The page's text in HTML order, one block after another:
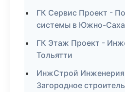
ГК Сервис Проект -
системы в Южно-
ГК Этаж Проект -
Тольятти
ИнжСтрой
Загородное